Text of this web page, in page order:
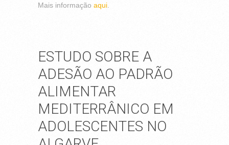
Mais informação aqui
ESTUDO SOBRE A
ADESÃO AO PADRÃO
ALIMENTAR
MEDITERRÂNICO EM
ADOLESCENTES NO